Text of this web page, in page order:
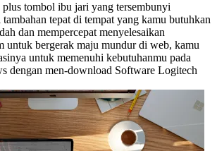
tombol ibu jari yang tersembunyi
tepat di tempat yang kamu butuhkan
dan mempercepat menyelesaikan
untuk bergerak maju mundur di web, kamu
untuk memenuhi kebutuhanmu pada
dengan men-download Software Logitech